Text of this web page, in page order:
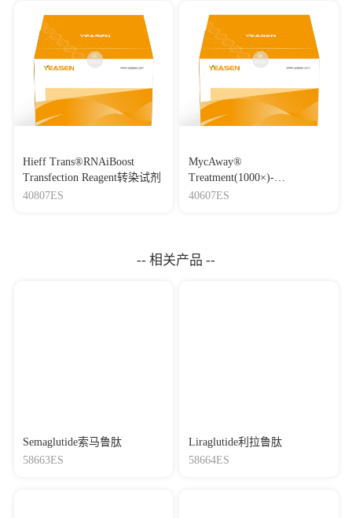
Hieff Trans®RNAiBoost
Transfection Reagent转染试剂
40807ES
MycAway®
Treatment(1000×)-
Mycoplasma Elimination
40607ES
-- 相关产品 --
Semaglutide索马鲁肽
58663ES
Liraglutide利拉鲁肽
58664ES